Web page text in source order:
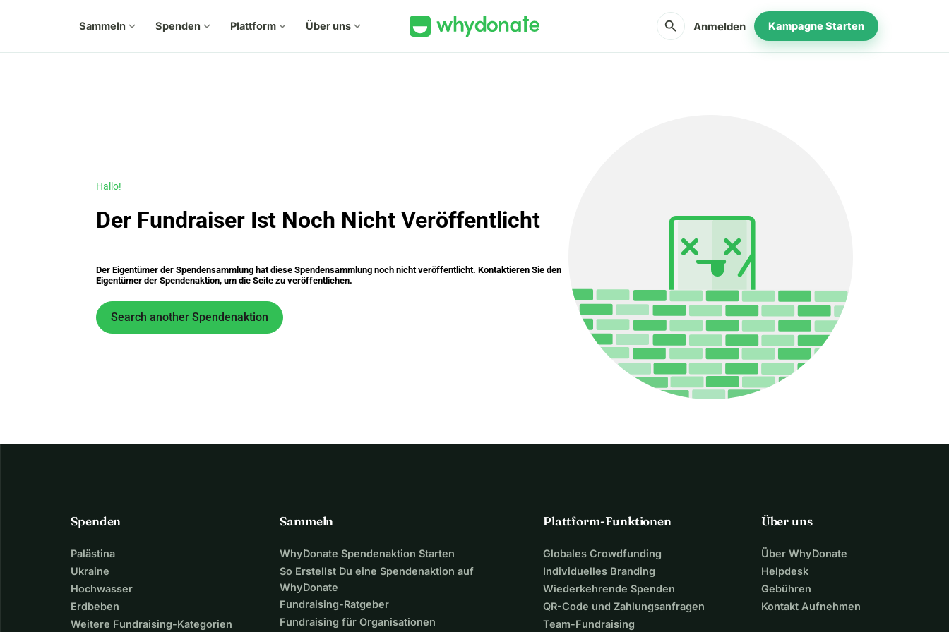
Sammeln expand_more Spenden expand_more Plattform expand_more Über uns expand_more search Anmelden Kampagne Starten
Hallo!
Der Fundraiser Ist Noch Nicht Veröffentlicht
Der Eigentümer der Spendensammlung hat diese Spendensammlung noch nicht veröffentlicht. Kontaktieren Sie den
Eigentümer der Spendenaktion, um die Seite zu veröffentlichen.
Search another Spendenaktion
Spenden
Palästina
Ukraine
Hochwasser
Erdbeben
Weitere Fundraising-Kategorien
Sammeln
WhyDonate Spendenaktion Starten
So Erstellst Du eine Spendenaktion auf
WhyDonate
Fundraising-Ratgeber
Fundraising für Organisationen
Plattform-Funktionen
Globales Crowdfunding
Individuelles Branding
Wiederkehrende Spenden
QR-Code und Zahlungsanfragen
Team-Fundraising
Über uns
Über WhyDonate
Helpdesk
Gebühren
Kontakt Aufnehmen